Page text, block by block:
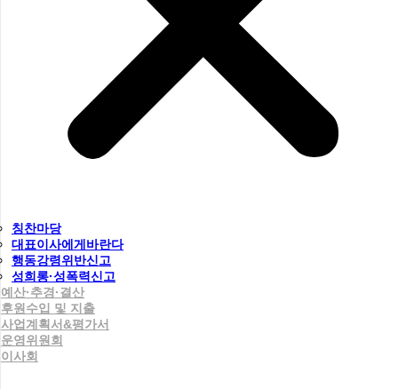
칭찬마당
대표이사에게바란다
행동강령위반신고
성희롱·성폭력신고
예산·추경·결산
후원수입 및 지출
사업계획서&평가서
운영위원회
이사회